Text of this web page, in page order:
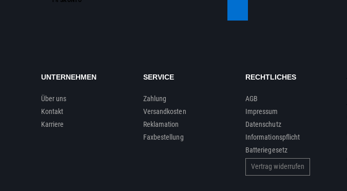
UNTERNEHMEN
Über uns
Kontakt
Karriere
SERVICE
Zahlung
Versandkosten
Reklamation
Faxbestellung
RECHTLICHES
AGB
Impressum
Datenschutz
Informationspflicht
Batteriegesetz
Vertrag widerrufen